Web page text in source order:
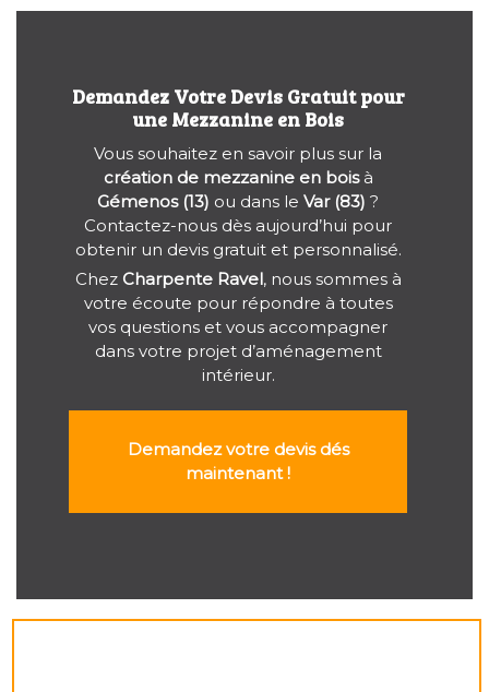
Demandez Votre Devis Gratuit pour
une Mezzanine en Bois
Vous souhaitez en savoir plus sur la
création de mezzanine en boisà
Gémenos (13) ou dans le Var (83) ?
Contactez-nous dès aujourd’hui pour
obtenir un devis gratuit et personnalisé.
Chez Charpente Ravel, nous sommes à
votre écoute pour répondre à toutes
vos questions et vous accompagner
dans votre projet d’aménagement
intérieur.
Demandez votre devis dés
maintenant !